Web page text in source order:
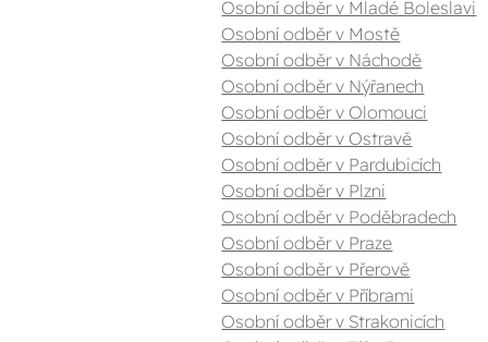
Osobní odběr v Mladé Boleslavi
Osobní odběr v Mostě
Osobní odběr v Náchodě
Osobní odběr v Nýřanech
Osobní odběr v Olomouci
Osobní odběr v Ostravě
Osobní odběr v Pardubicích
Osobní odběr v Plzni
Osobní odběr v Poděbradech
Osobní odběr v Praze
Osobní odběr v Přerově
Osobní odběr v Příbrami
Osobní odběr v Strakonicích